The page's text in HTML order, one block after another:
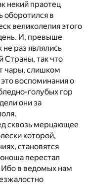
некий праотец
оборотился в
великолепия этого
И, превыше
раз являлись
Страны, так что
чары, слишком
воспоминания о
голубых гор
они за
сквозь мерцающее
которой,
становятся
перестал
Ибо в ведомых нам